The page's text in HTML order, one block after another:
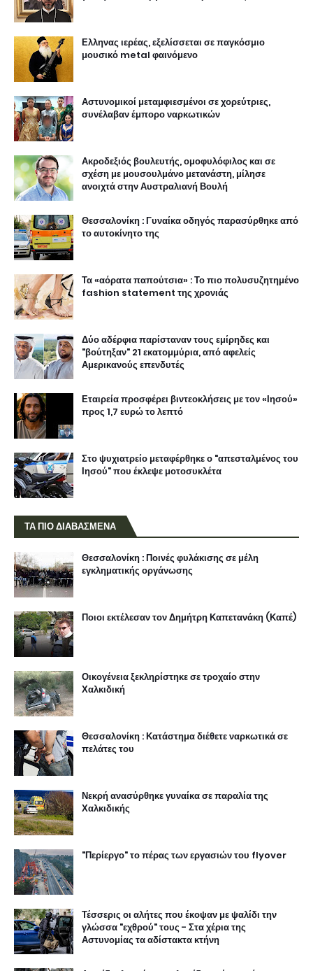
Ελληνας ιερέας, εξελίσσεται σε παγκόσμιο
μουσικό metal φαινόμενο
Αστυνομικοί μεταμφιεσμένοι σε χορεύτριες,
συνέλαβαν έμπορο ναρκωτικών
Ακροδεξιός βουλευτής, ομοφυλόφιλος και σε
σχέση με μουσουλμάνο μετανάστη, μίλησε
ανοιχτά στην Αυστραλιανή Βουλή
Θεσσαλονίκη : Γυναίκα οδηγός παρασύρθηκε από
το αυτοκίνητο της
Τα «αόρατα παπούτσια» : Το πιο πολυσυζητημένο
fashion statement της χρονιάς
Δύο αδέρφια παρίσταναν τους εμίρηδες και
"βούτηξαν" 21 εκατομμύρια, από αφελείς
Αμερικανούς επενδυτές
Εταιρεία προσφέρει βιντεοκλήσεις με τον «Ιησού»
προς 1,7 ευρώ το λεπτό
Στο ψυχιατρείο μεταφέρθηκε ο "απεσταλμένος του
Ιησού" που έκλεψε μοτοσυκλέτα
ΤΑ ΠΙΟ ΔΙΑΒΑΣΜΕΝΑ
Θεσσαλονίκη : Ποινές φυλάκισης σε μέλη
εγκληματικής οργάνωσης
Ποιοι εκτέλεσαν τον Δημήτρη Καπετανάκη (Καπέ)
Οικογένεια ξεκληρίστηκε σε τροχαίο στην
Χαλκιδική
Θεσσαλονίκη : Κατάστημα διέθετε ναρκωτικά σε
πελάτες του
Νεκρή ανασύρθηκε γυναίκα σε παραλία της
Χαλκιδικής
"Περίεργο" το πέρας των εργασιών του flyover
Τέσσερις οι αλήτες που έκοψαν με ψαλίδι την
γλώσσα "εχθρού" τους - Στα χέρια της
Αστυνομίας τα αδίστακτα κτήνη